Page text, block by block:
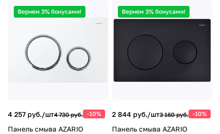
Вернем 3% бонусами!
4 257 руб./шт4 730 руб. -10%
Панель смыва AZARIO
Вернем 3% бонусами!
2 844 руб./шт3 160 руб. -10%
Панель смыва AZARIO